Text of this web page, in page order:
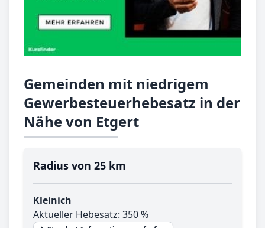
Gemeinden mit niedrigem
Gewerbesteuerhebesatz in der
Nähe von Etgert
Radius von 25 km
Kleinich
Aktueller Hebesatz: 350 %